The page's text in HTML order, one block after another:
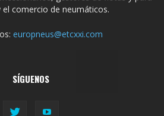
el comercio de neumáticos.
europneus@etcxxi.com
SÍGUENOS